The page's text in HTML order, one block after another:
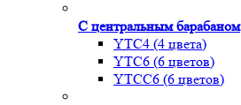
С центральным барабаном
YТС4 (4 цвета)
YТС6 (6 цветов)
YТСC6 (6 цветов)